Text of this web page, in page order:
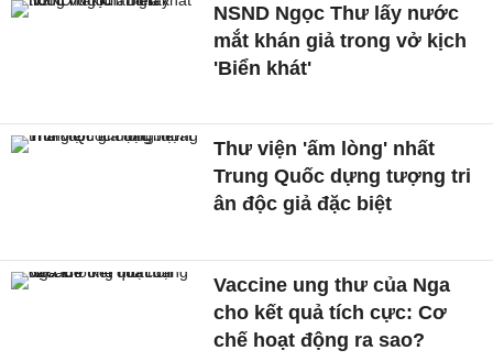
NSND Ngọc Thư lấy nước
mắt khán giả trong vở kịch
'Biển khát'
Thư viện 'ấm lòng' nhất
Trung Quốc dựng tượng tri
ân độc giả đặc biệt
Vaccine ung thư của Nga
cho kết quả tích cực: Cơ
chế hoạt động ra sao?